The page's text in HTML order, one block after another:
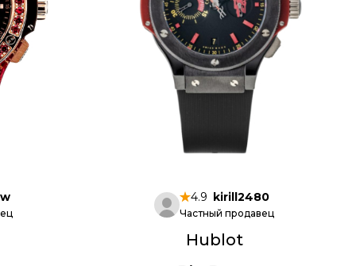
4.9 kirill2480
Частный продавец
Hublot